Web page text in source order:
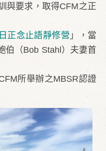
與要求，取得CFM之正
正念止語靜修營 」，當
伯（Bob Stahl）夫妻首
所舉辦之MBSR認證